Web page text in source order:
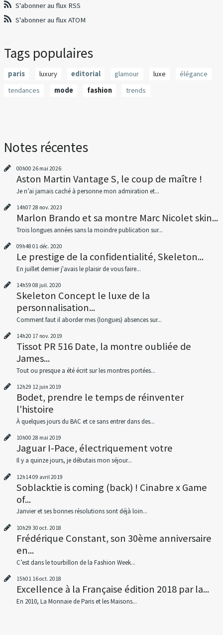
S'abonner au flux RSS
S'abonner au flux ATOM
Tags populaires
paris luxury editorial glamour luxe
élégance
tendances
mode fashion trends
Notes récentes
00h00 26 mai 2026
Aston Martin Vantage S, le coup de maître !
Je n’ai jamais caché à personne mon admiration et...
14h07 28 nov. 2023
Marlon Brando et sa montre Marc Nicolet skin...
Trois longues années sans la moindre publication sur...
09h48 01 déc. 2020
Le prestige de la confidentialité, Skeleton...
En juillet dernier j'avais le plaisir de vous faire...
14h59 08 juil. 2020
Skeleton Concept le luxe de la
personnalisation...
Comment faut il aborder mes (longues) absences sur...
14h20 17 nov. 2019
Tissot PR 516 Date, la montre oubliée de
James...
Tout ou presque a été écrit sur les montres portées...
12h29 12 juin 2019
Bodet, prendre le temps de réinventer
l'histoire
À quelques jours du BAC et ce sans entrer dans des...
10h00 28 mai 2019
Jaguar I-Pace, électriquement votre
Il y a quinze jours, je débutais mon séjour...
12h1409 avril 2019
Soblacktie is coming (back) ! Cinabre x Game
of...
Janvier et ses bonnes résolutions sont déjà loin...
10h29 30 oct. 2018
Frédérique Constant, son 30ème anniversaire
en...
C’est dans le tourbillon de la Fashion Week...
15h01 16oct. 2018
Excellence à la Française édition 2018 par la...
En 2010, La Monnaie de Paris et les Maisons...